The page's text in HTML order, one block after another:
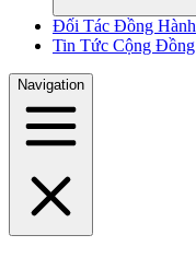
Đối Tác Đồng Hành
Tin Tức Cộng Đồng
Navigation